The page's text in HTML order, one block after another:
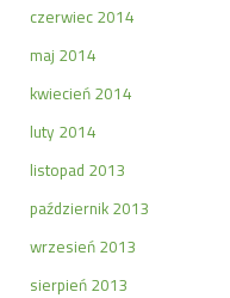
czerwiec 2014
maj 2014
kwiecień 2014
luty 2014
listopad 2013
październik 2013
wrzesień 2013
sierpień 2013